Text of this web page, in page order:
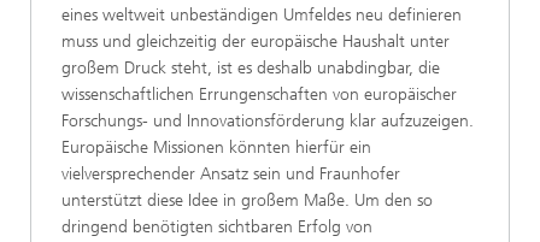
eines weltweit unbeständigen Umfeldes neu definieren
muss und gleichzeitig der europäische Haushalt unter
großem Druck steht, ist es deshalb unabdingbar, die
wissenschaftlichen Errungenschaften von europäischer
Forschungs- und Innovationsförderung klar aufzuzeigen.
Europäische Missionen könnten hierfür ein
vielversprechender Ansatz sein und Fraunhofer
unterstützt diese Idee in großem Maße. Um den so
dringend benötigten sichtbaren Erfolg von